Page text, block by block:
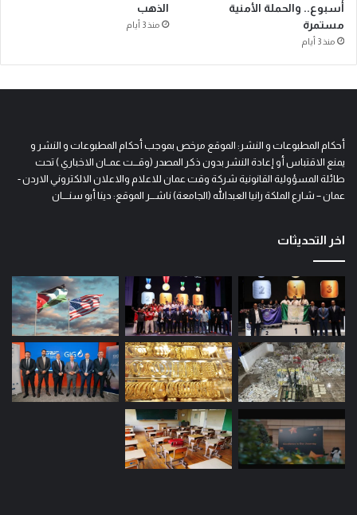
أسبوع.. والحملة الأمنية
مستمرة
منذ 3 أيام
الذهب
منذ 3 أيام
أحكام المطبوعات و النشر: الموقع مرخص بموجب أحكام المطبوعات و النشر و
يمنع الاقتباس أو إعادة النشر بدون ذكر المصدر (وقـــت عمــان الاخباري ) تحت
طائلة المسؤولية القانونية شركة وقت عمان للاعلام والاعلان الالكتروني الاردن -
عمان – شارع الملكة رانيا العبدالله (الجامعة) ناشـــر الموقع: دينا أبو سنــــان
اخر التحديثات